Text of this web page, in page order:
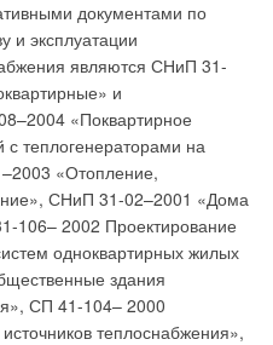
документами по
и эксплуатации
являются СНиП 31-
и
«Поквартирное
теплогенераторами на
«Отопление,
СНиП 31-02–2001 «Дома
106– 2002 Проектирование
одноквартирных жилых
здания
СП 41-104– 2000
теплоснабжения»,